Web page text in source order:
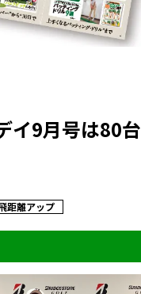
イ9月号は80台
距離アップ